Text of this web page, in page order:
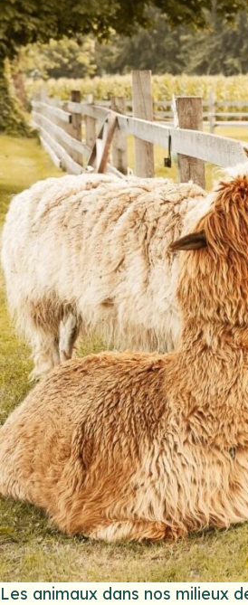
Les animaux dans nos milieux